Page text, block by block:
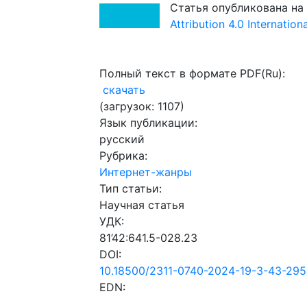
Статья опубликована
Attribution 4.0
Полный текст в формате PDF(Ru):
скачать
(загрузок: 1107)
Язык публикации:
русский
Рубрика:
Интернет-жанры
Тип статьи:
Научная статья
УДК:
81’42:641.5-028.23
DOI:
10.18500/2311-0740-2024-19-3-43-
EDN: